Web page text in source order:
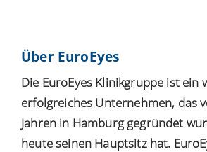
Über EuroEyes
Die EuroEyes Klinikgruppe ist ein
erfolgreiches Unternehmen, das
Jahren in Hamburg gegründet
heute seinen Hauptsitz hat.